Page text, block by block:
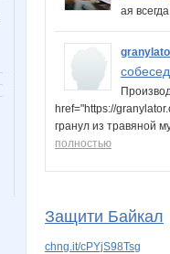
ая
href="https://
гранул из травяной
полностью
Защити Байкал
chng.it/cPYjS98Tsg